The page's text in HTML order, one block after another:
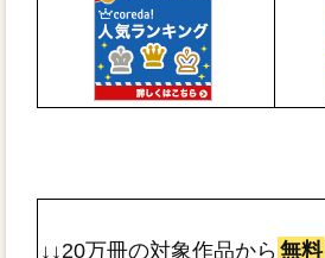
↓↓20万冊の対象作品から 無料